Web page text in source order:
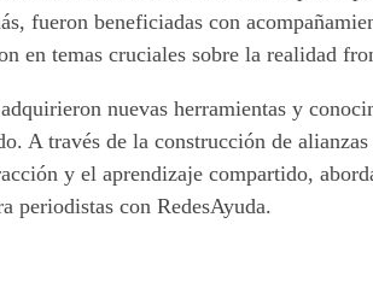
fueron beneficiadas con
en temas cruciales sobre la realidad
nuevas herramientas y
A través de la construcción de
y el aprendizaje compartido,
periodistas con RedesAyuda.